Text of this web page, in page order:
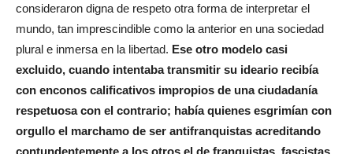
consideraron digna de respeto otra forma de interpretar el
mundo, tan imprescindible como la anterior en una sociedad
plural e inmersa en la libertad. Ese otro modelo casi
excluido, cuando intentaba transmitir su ideario recibía
con enconos calificativos impropios de una ciudadanía
respetuosa con el contrario; había quienes esgrimían con
orgullo el marchamo de ser antifranquistas acreditando
contundentemente a los otros el de franquistas, fascistas,